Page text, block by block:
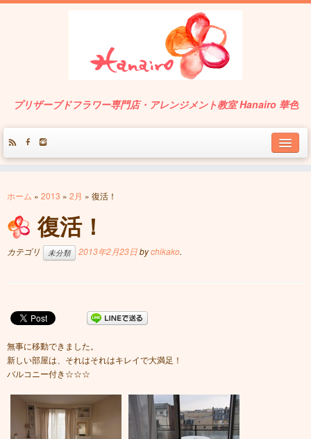
プリザーブドフラワー専門店・アレンジメント教室 Hanairo 華色
ホーム » 2013 » 2月 » 復活！
復活！
カテゴリ 未分類 2013年2月23日bychikako.
無事に移動できました。
新しい部屋は、それはそれはキレイで大満足！
バルコニー付き☆☆☆